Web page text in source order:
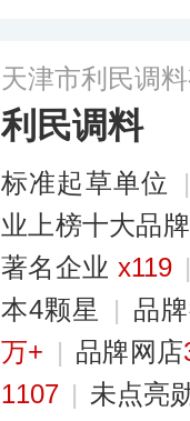
盖各大电商平台。
天津市利民调
利民调料
标准起草单位
业上榜十大品牌
著名企业 x119
本4颗星
| 品
万+ | 品牌网店
1107 | 未点亮